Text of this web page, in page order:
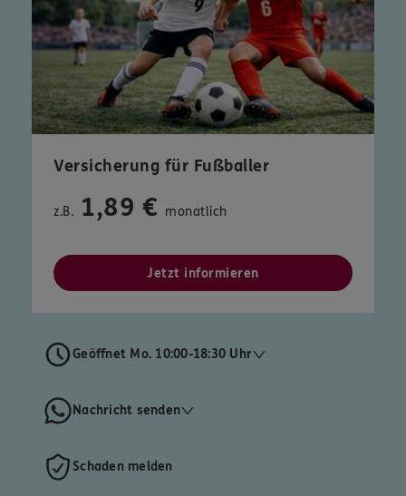
Versicherung für Fußballer
z.B. 1,89 € monatlich
Jetzt informieren
Geöffnet Mo. 10:00-18:30 Uhr
Nachricht senden
Schaden melden